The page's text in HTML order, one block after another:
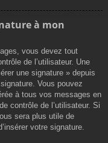
à mon
vous devez tout
de l’utilisateur. Une
une signature » depuis
Vous pouvez
à tous vos messages en
contrôle de l’utilisateur. Si
sera plus utile de
votre signature.